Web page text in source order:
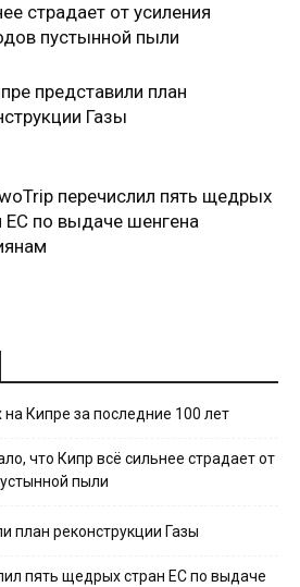
страдает от усиления
пустынной пыли
представили план
Газы
перечислил пять щедрых
ЕС по выдаче шенгена
Кипре за последние 100 лет
что Кипр всё сильнее страдает от
пыли
план реконструкции Газы
пять щедрых стран ЕС по выдаче